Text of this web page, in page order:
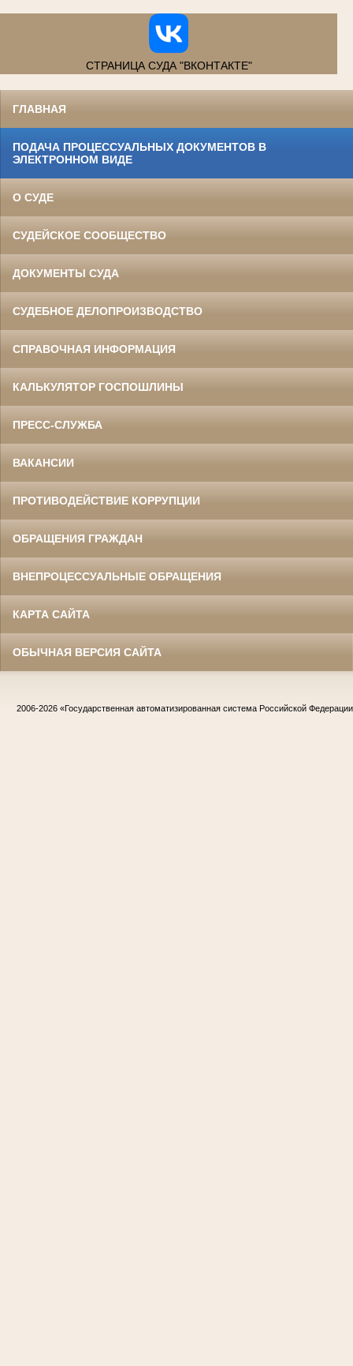
СТРАНИЦА СУДА "ВКОНТАКТЕ"
ГЛАВНАЯ
ПОДАЧА ПРОЦЕССУАЛЬНЫХ ДОКУМЕНТОВ В
ЭЛЕКТРОННОМ ВИДЕ
О СУДЕ
СУДЕЙСКОЕ СООБЩЕСТВО
ДОКУМЕНТЫ СУДА
СУДЕБНОЕ ДЕЛОПРОИЗВОДСТВО
СПРАВОЧНАЯ ИНФОРМАЦИЯ
КАЛЬКУЛЯТОР ГОСПОШЛИНЫ
ПРЕСС-СЛУЖБА
ВАКАНСИИ
ПРОТИВОДЕЙСТВИЕ КОРРУПЦИИ
ОБРАЩЕНИЯ ГРАЖДАН
ВНЕПРОЦЕССУАЛЬНЫЕ ОБРАЩЕНИЯ
КАРТА САЙТА
ОБЫЧНАЯ ВЕРСИЯ САЙТА
2006-2026 «Государственная автоматизированная система Российской